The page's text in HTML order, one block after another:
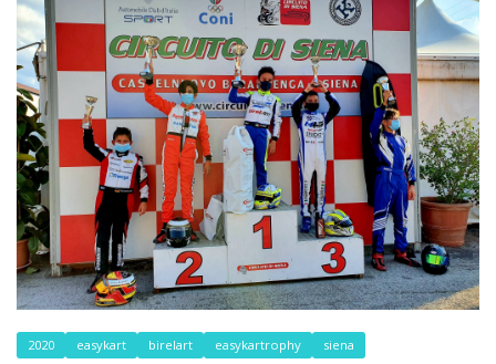
2020 easykart birelart easykartrophy siena